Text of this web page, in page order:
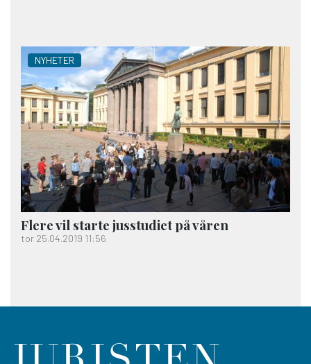
NYHETER
Flere vil starte jus­studiet på våren
tor 25.04.2019 11:56